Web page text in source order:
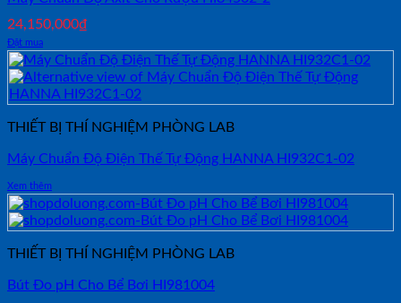
24,150,000₫
Đặt mua
THIẾT BỊ THÍ NGHIỆM PHÒNG LAB
Máy Chuẩn Độ Điện Thế Tự Động HANNA HI932C1-02
Xem thêm
THIẾT BỊ THÍ NGHIỆM PHÒNG LAB
Bút Đo pH Cho Bể Bơi HI981004